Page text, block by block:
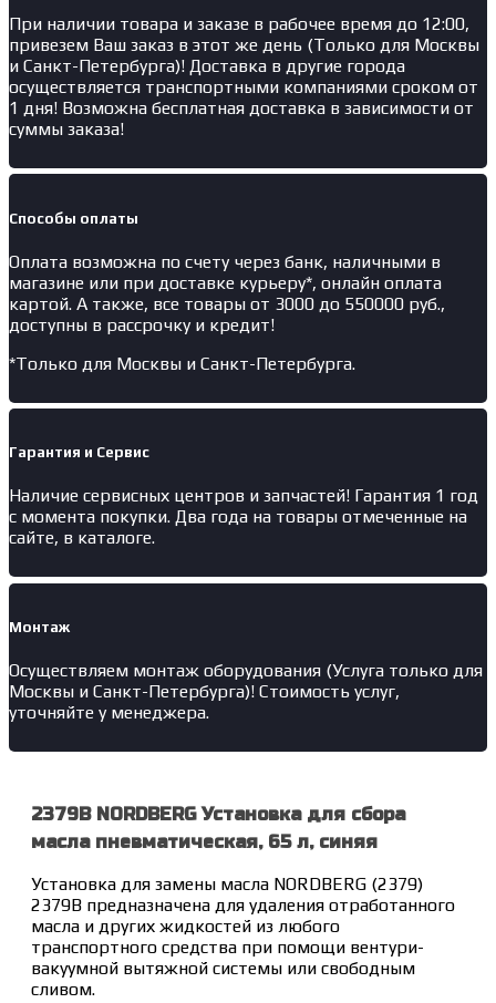
При наличии товара и заказе в рабочее время до 12:00,
привезем Ваш заказ в этот же день (Только для Москвы
и Санкт-Петербурга)! Доставка в другие города
осуществляется транспортными компаниями сроком от
1 дня! Возможна бесплатная доставка в зависимости от
суммы заказа!
Способы оплаты
Оплата возможна по счету через банк, наличными в
магазине или при доставке курьеру*, онлайн оплата
картой. А также, все товары от 3000 до 550000 руб.,
доступны в рассрочку и кредит!
*Только для Москвы и Санкт-Петербурга.
Гарантия и Сервис
Наличие сервисных центров и запчастей! Гарантия 1 год
с момента покупки. Два года на товары отмеченные на
сайте, в каталоге.
Монтаж
Осуществляем монтаж оборудования (Услуга только для
Москвы и Санкт-Петербурга)! Стоимость услуг,
уточняйте у менеджера.
2379B NORDBERG Установка для сбора
масла пневматическая, 65 л, синяя
Установка для замены масла NORDBERG (2379)
2379B предназначена для удаления отработанного
масла и других жидкостей из любого
транспортного средства при помощи вентури-
вакуумной вытяжной системы или свободным
сливом.